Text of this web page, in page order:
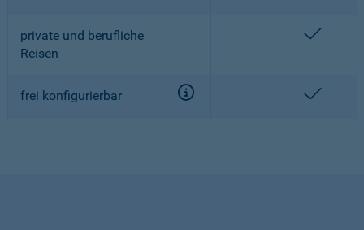
private und berufliche
Reisen
frei konfigurierbar